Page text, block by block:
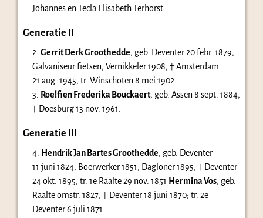
Johannes en Tecla Elisabeth Terhorst.
Generatie II
2. Gerrit Derk Groothedde, geb. Deventer 20 febr. 1879,
Galvaniseur fietsen, Vernikkeler 1908, † Amsterdam
21 aug. 1945, tr. Winschoten 8 mei 1902
3. Roelfien Frederika Bouckaert, geb. Assen 8 sept. 1884,
† Doesburg13 nov. 1961
Generatie III
4. Hendrik Jan Bartes Groothedde, geb. Deventer
11 juni 1824, Boerwerker 1851, Dagloner 1895, † Deventer
24 okt. 1895, tr. 1e Raalte 29 nov. 1851 Hermina Vos, geb.
Raalteomstr. 1827, † Deventer18 juni 1870; tr. 2e
Deventer6 juli 1871